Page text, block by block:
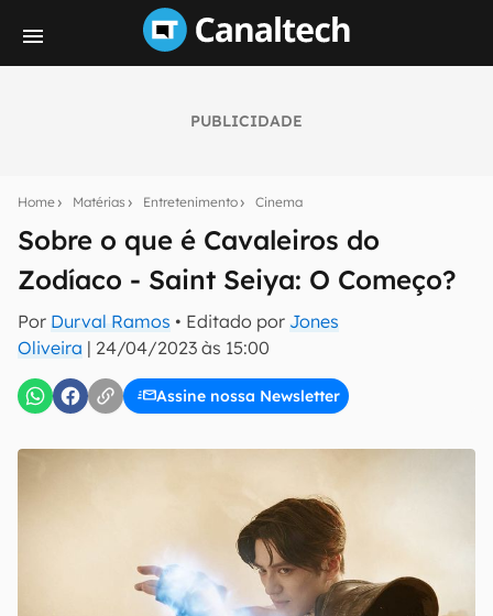
PUBLICIDADE
Home Matérias Entretenimento Cinema
Sobre o que é Cavaleiros do
Zodíaco - Saint Seiya: O Começo?
Por Durval Ramos • Editado por Jones
Oliveira | 24/04/2023 às 15:00
Assine nossa Newsletter
notícias e reviews sobre tecnologia em primeira
mão.
E-mail